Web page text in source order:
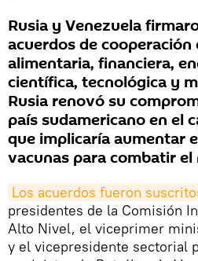
Rusia y Venezuela
acuerdos de cooperación
alimentaria, financiera,
científica, tecnológica y
Rusia renovó su
país sudamericano en el
que implicaría aumentar
vacunas para combatir
Los acuerdos fueron
presidentes de la Comisión
Alto Nivel, el viceprimer
y el vicepresidente sectorial